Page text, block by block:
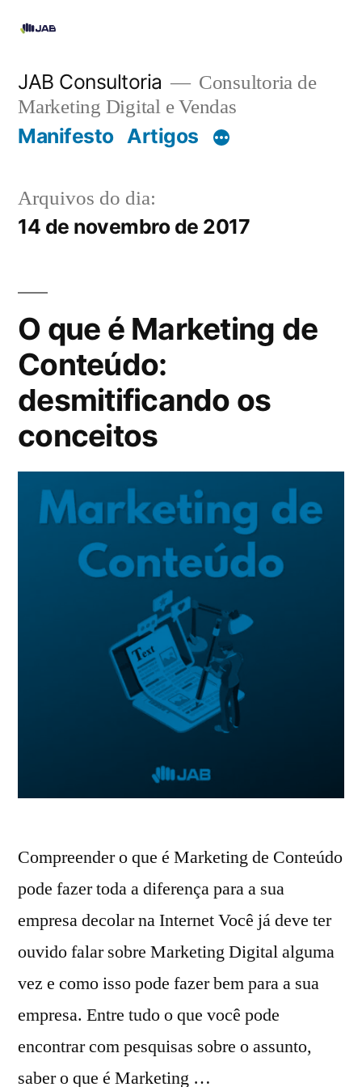
JAB Consultoria
Consultoria de
Marketing Digital e Vendas
Manifesto Artigos
Arquivos do dia:
14 de novembro de 2017
O que é Marketing de
Conteúdo:
desmitificando os
conceitos
Compreender o que é Marketing de Conteúdo
pode fazer toda a diferença para a sua
empresa decolar na Internet Você já deve ter
ouvido falar sobre Marketing Digital alguma
vez e como isso pode fazer bem para a sua
empresa. Entre tudo o que você pode
encontrar com pesquisas sobre o assunto,
saber o que é Marketing …